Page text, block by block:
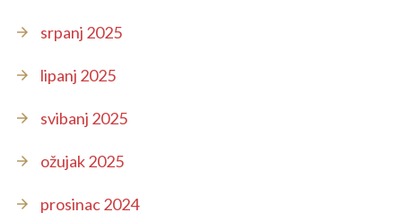
srpanj 2025
lipanj 2025
svibanj 2025
ožujak 2025
prosinac 2024